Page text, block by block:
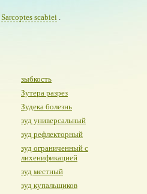
Sarcoptes scabiei .
зыбкость
Зутера разрез
Зудека болезнь
зуд универсальный
зуд рефлекторный
зуд ограниченный с
лихенификацией
зуд местный
зуд купальщиков